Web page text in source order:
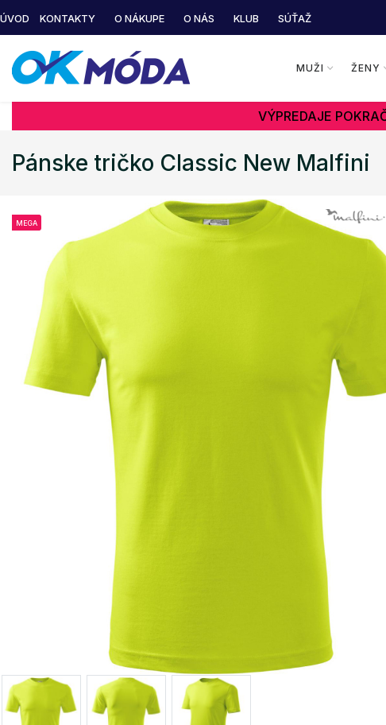
ÚVOD KONTAKTY O NÁKUPE O NÁS KLUB SÚŤAŽ
MUŽI ŽENY
VÝPREDAJE
Pánske tričko Classic New Malfini
MEGA